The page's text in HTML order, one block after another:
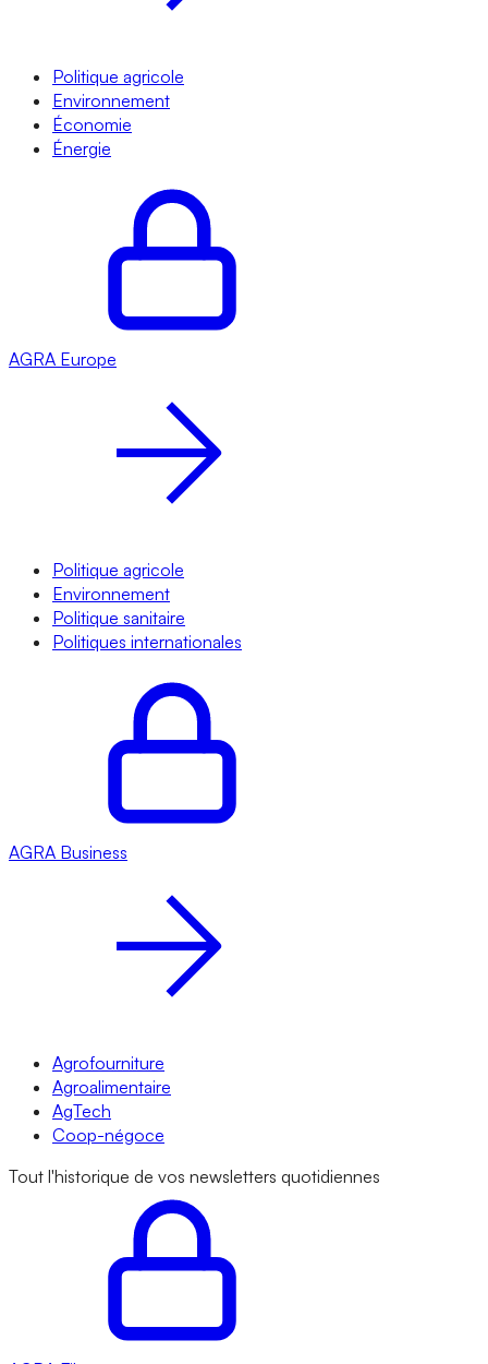
Politique agricole
Environnement
Économie
Énergie
AGRA Europe
Politique agricole
Environnement
Politique sanitaire
Politiques internationales
AGRA Business
Agrofourniture
Agroalimentaire
AgTech
Coop-négoce
Tout l'historique de vos newsletters quotidiennes